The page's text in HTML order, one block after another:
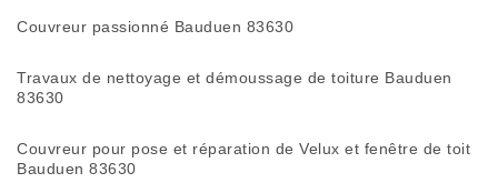
Couvreur passionné Bauduen 83630
Travaux de nettoyage et démoussage de toiture Bauduen
83630
Couvreur pour pose et réparation de Velux et fenêtre de toit
Bauduen 83630